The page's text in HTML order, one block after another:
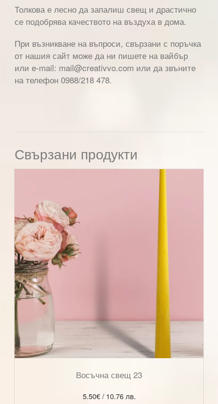
Толкова е лесно да запалиш свещ и драстично
се подобрява качеството на въздуха в дома.
При възникване на въпроси, свързани с поръчка
от нашия сайт може да ни пишете на вайбър
или e-mail: mail@creativvo.com или да звъните
на телефон 0988/218 478.
Свързани продукти
Восъчна свещ 23
5.50€/ 10.76 лв.